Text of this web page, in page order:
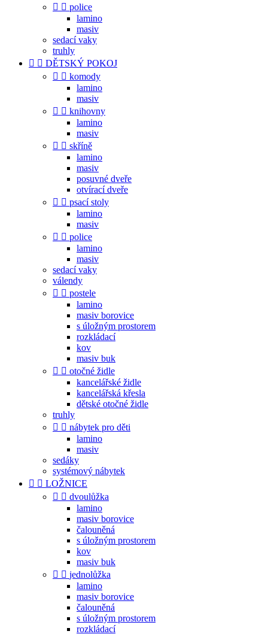
  police
lamino
masiv
sedací vaky
truhly
  DĚTSKÝ POKOJ
  komody
lamino
masiv
  knihovny
lamino
masiv
  skříně
lamino
masiv
posuvné dveře
otvírací dveře
  psací stoly
lamino
masiv
  police
lamino
masiv
sedací vaky
válendy
  postele
lamino
masiv borovice
s úložným prostorem
rozkládací
kov
masiv buk
  otočné židle
kancelářské židle
kancelářská křesla
dětské otočné židle
truhly
  nábytek pro děti
lamino
masiv
sedáky
systémový nábytek
  LOŽNICE
  dvoulůžka
lamino
masiv borovice
čalouněná
s úložným prostorem
kov
masiv buk
  jednolůžka
lamino
masiv borovice
čalouněná
s úložným prostorem
rozkládací